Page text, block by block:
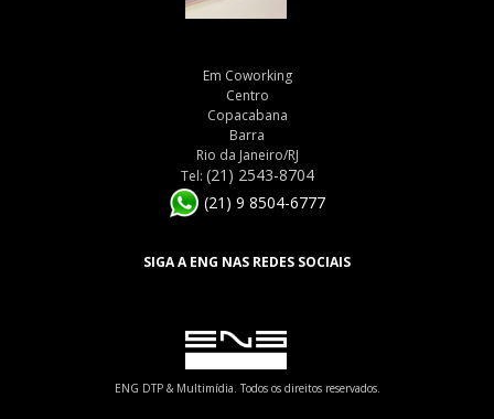
Em Coworking
Centro
Copacabana
Barra
Rio da Janeiro/RJ
Tel: (21) 2543-8704
(21) 9 8504-6777
SIGA A ENG NAS REDES SOCIAIS
ENG DTP & Multimídia. Todos os direitos reservados.